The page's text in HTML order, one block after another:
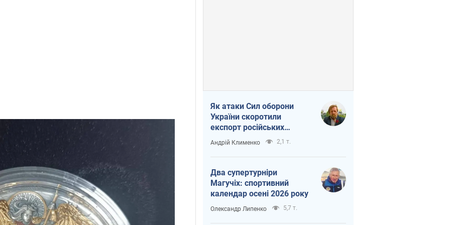
Як атаки Сил оборони
України скоротили
експорт російських
нафтопродуктів
Андрій Клименко 2,1 т.
Два супертурніри
Магучіх: спортивний
календар осені 2026 року
Олександр Липенко 5,7 т.